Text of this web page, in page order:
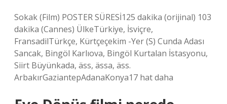
Sokak (Film) POSTER SÜRESİ125 dakika (orijinal) 103
dakika (Cannes) ÜlkeTürkiye, İsviçre,
FransadilTürkçe, Kürtçeçekim -Yer (S) Cunda Adası
Sancak, Bingöl Karlıova, Bingöl Kurtalan İstasyonu,
Siirt Büyünkada, äss, ässa, äss.
ArbakırGaziantepAdanaKonya17 hat daha